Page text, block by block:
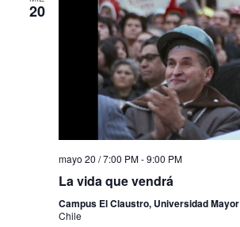
20
mayo 20 / 7:00 PM-9:00 PM
La vida que vendrá
Campus El Claustro, Universidad Mayor
Chile